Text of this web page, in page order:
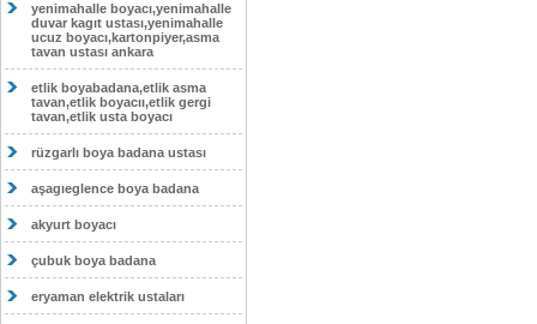
yenimahalle boyacı,yenimahalle
duvar kagıt ustası,yenimahalle
ucuz boyacı,kartonpiyer,asma
tavan ustası ankara
etlik boyabadana,etlik asma
tavan,etlik boyacıı,etlik gergi
tavan,etlik usta boyacı
rüzgarlı boya badana ustası
aşagıeglence boya badana
akyurt boyacı
çubuk boya badana
eryaman elektrik ustaları